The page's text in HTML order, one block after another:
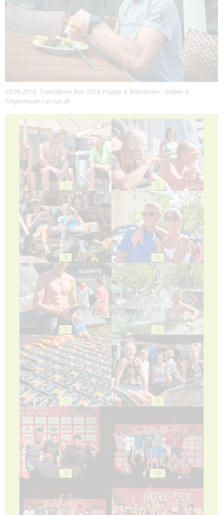
05.09.2018: Transalpine Run 2018, Etappe 4, Mandarfen - Sölden ©
Felgenhauer / xc-run.de
1 2
3 4
5 6
7 8
9 10